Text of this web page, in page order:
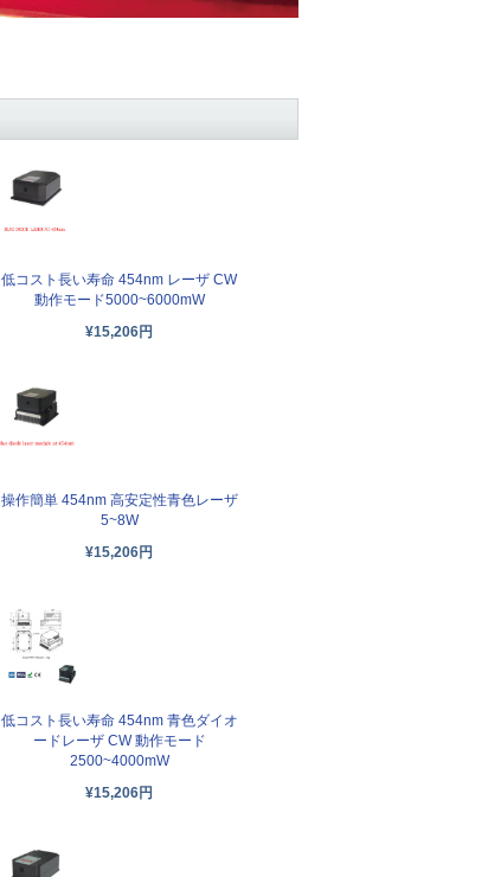
低コスト長い寿命 454nm レーザ CW
動作モード5000~6000mW
¥15,206円
操作簡単 454nm 高安定性青色レーザ
5~8W
¥15,206円
低コスト長い寿命 454nm 青色ダイオ
ードレーザ CW 動作モード
2500~4000mW
¥15,206円